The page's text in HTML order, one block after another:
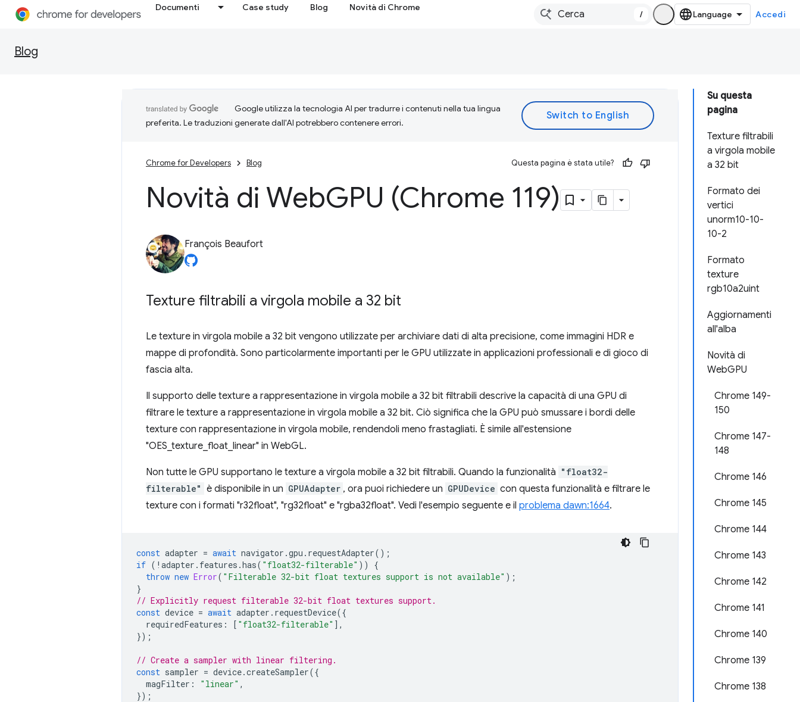
Documenti Case study Blog Novità di Chrome
/ Accedi
Blog
Su questa
pagina
Texture filtrabili
a virgola mobile
a 32 bit
Formato dei
vertici
unorm10-10-
10-2
Formato
texture
rgb10a2uint
Aggiornamenti
all'alba
Novità di
WebGPU
Chrome 149-
150
Chrome 147-
148
Chrome 146
Chrome 145
Chrome 144
Chrome 143
Chrome 142
Chrome 141
Chrome 140
Chrome 139
Chrome 138
Google utilizza la tecnologia AI per tradurre i contenuti nella tua lingua
preferita. Le traduzioni generate dall'AI potrebbero contenere errori.
Chrome for Developers Blog Questa pagina è stata utile?
Novità di WebGPU (Chrome 119)
François Beaufort
Texture filtrabili a virgola mobile a 32 bit
Le texture in virgola mobile a 32 bit vengono utilizzate per archiviare dati di alta precisione, come immagini HDR e
mappe di profondità. Sono particolarmente importanti per le GPU utilizzate in applicazioni professionali e di gioco di
fascia alta.
Il supporto delle texture a rappresentazione in virgola mobile a 32 bit filtrabili descrive la capacità di una GPU di
filtrare le texture a rappresentazione in virgola mobile a 32 bit. Ciò significa che la GPU può smussare i bordi delle
texture con rappresentazione in virgola mobile, rendendoli meno frastagliati. È simile all'estensione
"OES_texture_float_linear" in WebGL.
Non tutte le GPU supportano le texture a virgola mobile a 32 bit filtrabili. Quando la funzionalità "float32-
filterable" è disponibile in un GPUAdapter , ora puoi richiedere un GPUDevice con questa funzionalità e filtrare le
texture con i formati "r32float", "rg32float" e "rgba32float". Vedi l'esempio seguente e il problema dawn:1664.
const adapter = await navigator .gpu . requestAdapter();
if ( ! adapter . features .has( "float32-filterable" ))
{
throw new Error( "Filterable 32-bit float textures support is not available" );
}
// Explicitly request filterable 32-bit float textures support.
const device = await adapter . requestDevice({
requiredFeatures : [ "float32-filterable" ],
});
// Create a sampler with linear filtering.
const sampler = device.createSampler({
magFilter : "linear" ,
});